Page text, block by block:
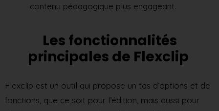
contenu pédagogique plus engageant.
Les fonctionnalités
principales de Flexclip
Flexclip est un outil qui propose un tas d’options et de
fonctions, que ce soit pour l’édition, mais aussi pour